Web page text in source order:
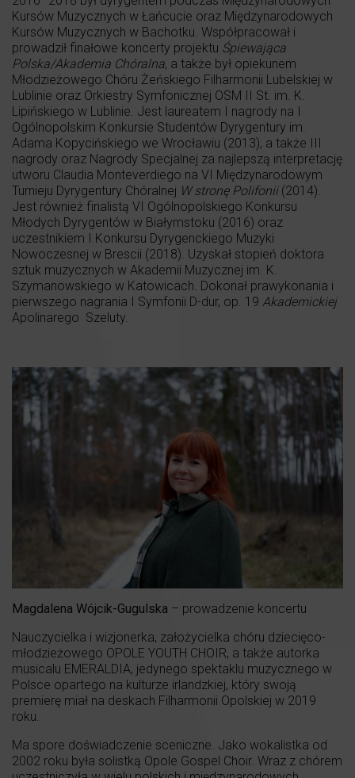
Kursów Muzycznych w Łańcucie oraz Międzynarodowych
Kursów Muzycznych w Bachotku. Współpracował i
prowadził finałowe koncerty projektu Śpiewająca
Polska/Akademia Chóralna, a także był opiekunem
Młodzieżowego Chóru Żeńskiego Filharmonii Lubelskiej w
Lublinie oraz Orkiestry Symfonicznej OSM II St. im. K.
Lipińskiego w Lublinie. Jest laureatem I nagrody na I
Ogólnopolskim Konkursie Studentów Dyrygentury im.
Adama Kopycińskiego we Wrocławiu (2013), a także III
nagrody oraz Nagrody Specjalnej za najlepszą interpretację
utworu Claudia Monteverdiego na VI Międzynarodowym
Turnieju Dyrygentury Chóralnej W stronę Polifonii (2014).
Jest również finalistą VI Ogólnopolskiego Konkursu
Młodych Dyrygentów w Białymstoku (2016) oraz
uczestnikiem I Konkursu Dyrygenckiego Muzyki
Nowoczesnej w Brescii (2018). Uzyskał stopień doktora
sztuk muzycznych w Akademii Muzycznej im. K.
Szymanowskiego w Katowicach. Dokonał prawykonania i
pierwszego nagrania I Symfonii D-dur, op. 19 Akademickiej
Apolinarego Szeluty.
Magdalena Wójcik-Gugulska – prowadzenie koncertu
Nauczycielka i wizjonerka, założycielka chóru dziecięco-
młodzieżowego OPOLE YOUTH CHOIR, a także autorka
musicalu EMERALDIA, jedynego spektaklu muzycznego w
Polsce opartego na kulturze irlandzkiej, który swoją
premierę miał na deskach Filharmonii Opolskiej w 2019
roku.
Ma spore doświadczenie sceniczne. Jako wokalistka od
2002 roku była solistką Opole Gospel Choir. Wraz z chórem